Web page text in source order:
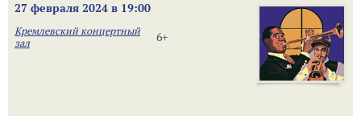
27 февраля 2024 в 19:00
6+
Кремлевский концертный
зал